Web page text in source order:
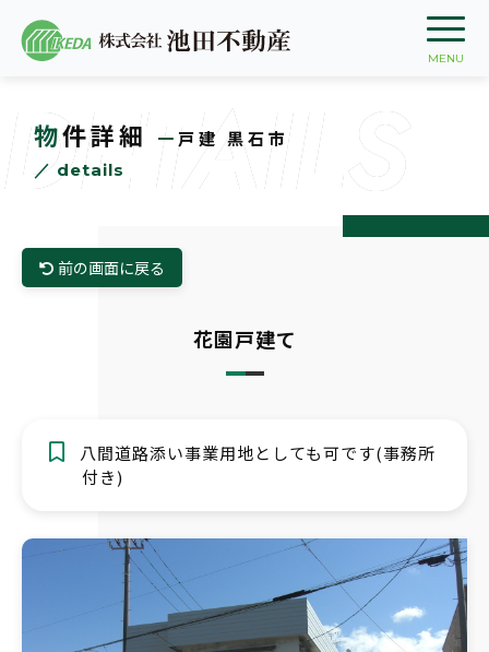
物件詳細 一戸建 黒石市
／ details
DETAILS
前の画面に戻る
花園戸建て
八間道路添い事業用地としても可です(事務所
付き)